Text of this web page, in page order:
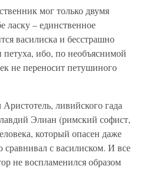
мог только двумя
ласку – единственное
василиска и бесстрашно
ибо, по необъяснимой
не переносит петушиного
ливийского гада
Элиан (римский софист,
который опасен даже
сравнивал с василиском. И все
не воспламенился образом